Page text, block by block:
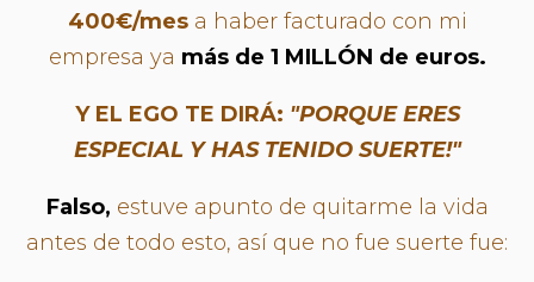
400€/mesa haber facturado con mi
empresa ya más de 1 MILLÓN de euros.
Y EL EGO TE DIRÁ: "PORQUE ERES
ESPECIAL Y HAS TENIDO SUERTE!"
Falso, estuve apunto de quitarme la vida
antes de todo esto, así que no fue suerte fue: